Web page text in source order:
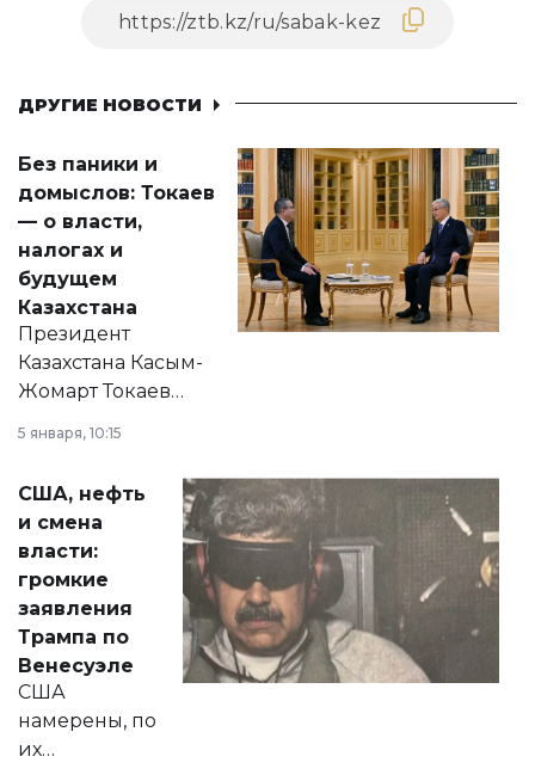
ДРУГИЕ НОВОСТИ
Без паники и
домыслов: Токаев
— о власти,
налогах и
будущем
Казахстана
Президент
Казахстана Касым-
Жомарт Токаев
сразу несколько
актуальных тем —
от слухов о
политических
реформах до
вопросов армии,
экономики и
личного здоровья.
5 января, 10:15
США, нефть
и смена
власти:
громкие
заявления
Трампа по
Венесуэле
США
намерены, по
их